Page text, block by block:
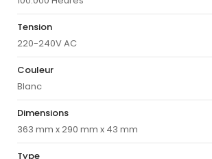
Tension
220-240V AC
Couleur
Blanc
Dimensions
363 mm x 290 mm x 43 mm
Type